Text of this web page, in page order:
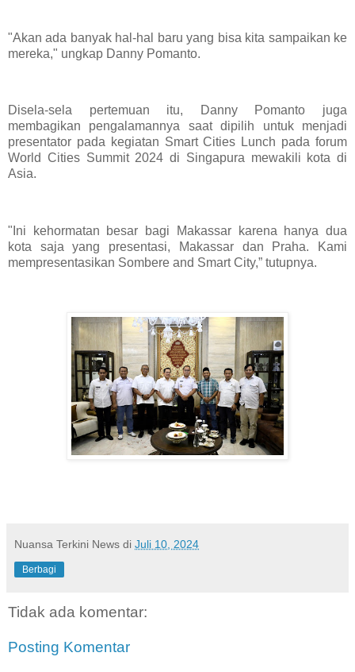
"Akan ada banyak hal-hal baru yang bisa kita sampaikan ke
mereka," ungkap Danny Pomanto.
Disela-sela pertemuan itu, Danny Pomanto juga
membagikan pengalamannya saat dipilih untuk menjadi
presentator pada kegiatan Smart Cities Lunch pada forum
World Cities Summit 2024 di Singapura mewakili kota di
Asia.
"Ini kehormatan besar bagi Makassar karena hanya dua
kota saja yang presentasi, Makassar dan Praha. Kami
mempresentasikan Sombere and Smart City,” tutupnya.
Nuansa Terkini News di Juli 10, 2024
Berbagi
Tidak ada komentar:
Posting Komentar